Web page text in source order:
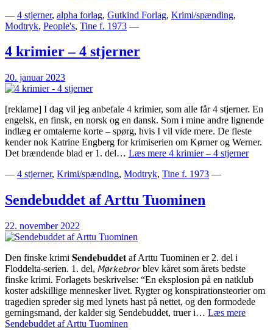
— 4 stjerner, alpha forlag, Gutkind Forlag, Krimi/spænding,
Modtryk, People's, Tine f. 1973 —
4 krimier – 4 stjerner
20. januar 2023
[reklame] I dag vil jeg anbefale 4 krimier, som alle får 4 stjerner. En
engelsk, en finsk, en norsk og en dansk. Som i mine andre lignende
indlæg er omtalerne korte – spørg, hvis I vil vide mere. De fleste
kender nok Katrine Engberg for krimiserien om Kørner og Werner.
Det brændende blad er 1. del… Læs mere 4 krimier – 4 stjerner
— 4 stjerner, Krimi/spænding, Modtryk, Tine f. 1973 —
Sendebuddet af Arttu Tuominen
22. november 2022
Den finske krimi 𝐒𝐞𝐧𝐝𝐞𝐛𝐮𝐝𝐝𝐞𝐭 af Arttu Tuominen er 2. del i
Floddelta-serien. 1. del, 𝘔ø𝘳𝘬𝘦𝘣𝘳𝘰𝘳 blev kåret som årets bedste
finske krimi.⁣ Forlagets beskrivelse: “En eksplosion på en natklub
koster adskillige mennesker livet. Rygter og konspirationsteorier om
tragedien spreder sig med lynets hast på nettet, og den formodede
gerningsmand, der kalder sig Sendebuddet, truer i… Læs mere
Sendebuddet af Arttu Tuominen